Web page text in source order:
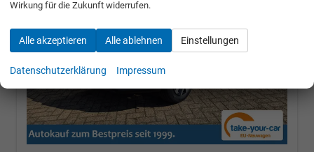
Wirkung für die Zukunft widerrufen.
Alle akzeptieren Alle ablehnen Einstellungen
Datenschutzerklärung Impressum